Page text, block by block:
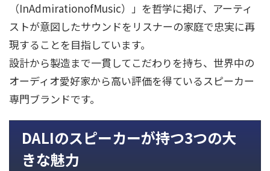
（InAdmirationofMusic）」を哲学に掲げ、アーティ
ストが意図したサウンドをリスナーの家庭で忠実に再
現することを目指しています。
設計から製造まで一貫してこだわりを持ち、世界中の
オーディオ愛好家から高い評価を得ているスピーカー
専門ブランドです。
DALIのスピーカーが持つ3つの大
きな魅力